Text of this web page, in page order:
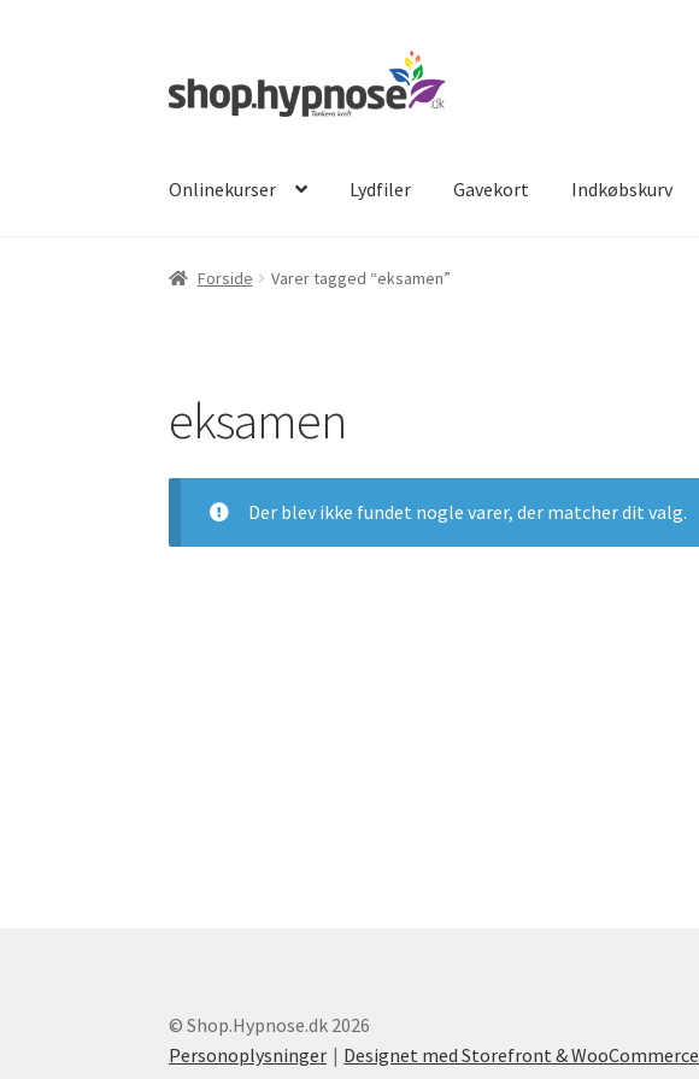
til
navigation
til
Onlinekurser Lydfiler Gavekort Indkøbskurv
Forside Varer tagged “eksamen”
eksamen
Der blev ikke fundet nogle varer, der matcher dit valg.
© Shop.Hypnose.dk 2026
Personoplysninger
Designet med Storefront & WooCommerce